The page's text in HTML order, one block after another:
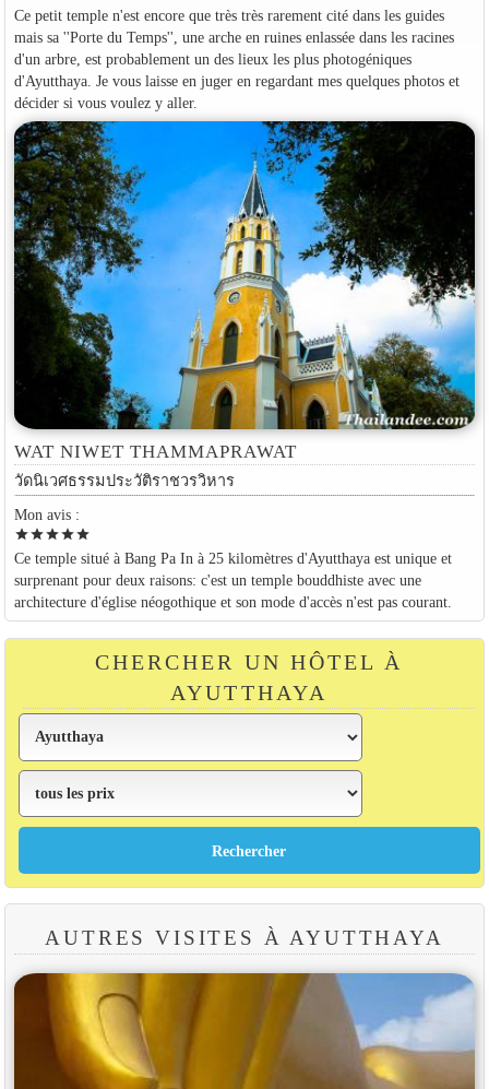
Ce petit temple n'est encore que très très rarement cité dans les guides
mais sa ''Porte du Temps'', une arche en ruines enlassée dans les racines
d'un arbre, est probablement un des lieux les plus photogéniques
d'Ayutthaya. Je vous laisse en juger en regardant mes quelques photos et
décider si vous voulez y aller.
WAT NIWET THAMMAPRAWAT
วัดนิเวศธรรมประวัติราชวรวิหาร
Mon avis :
starstarstarstarstar
Ce temple situé à Bang Pa In à 25 kilomètres d'Ayutthaya est unique et
surprenant pour deux raisons: c'est un temple bouddhiste avec une
architecture d'église néogothique et son mode d'accès n'est pas courant.
CHERCHER UN HÔTEL À
AYUTTHAYA
AUTRES VISITES À AYUTTHAYA